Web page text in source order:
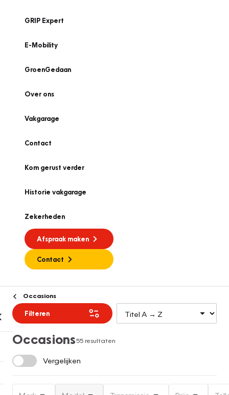
GRIP Expert
E-Mobility
GroenGedaan
Over ons
Vakgarage
Contact
Kom gerust verder
Historie vakgarage
Zekerheden
Afspraak maken
Contact
Occasions
Filteren
Occasions55 resultaten
Vergelijken